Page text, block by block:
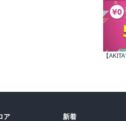
ア
新着